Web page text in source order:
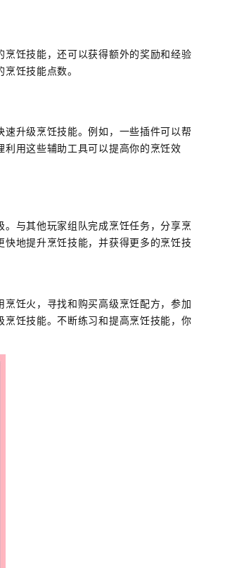
饪技能，还可以获得额外的奖励和经验
饪技能点数。
升级烹饪技能。例如，一些插件可以帮
用这些辅助工具可以提高你的烹饪效
与其他玩家组队完成烹饪任务，分享烹
地提升烹饪技能，并获得更多的烹饪技
饪火，寻找和购买高级烹饪配方，参加
饪技能。不断练习和提高烹饪技能，你